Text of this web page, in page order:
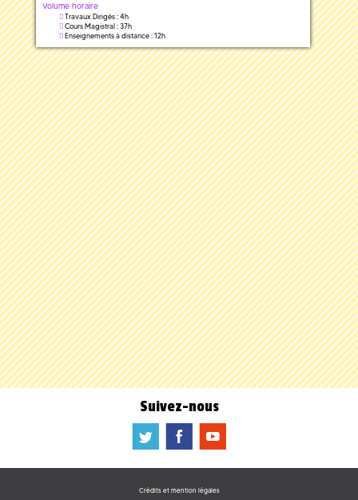
Volume horaire
Travaux Dirigés : 4h
Cours Magistral : 37h
Enseignements à distance : 12h
Suivez-nous
a b f
Crédits et mention légales